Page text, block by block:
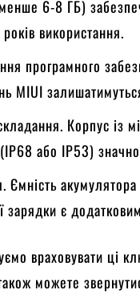
6-8 ГБ)
років використання.
програмного
MIUI
Корпус із
або IP53)
Ємність
зарядки є
враховувати ці
можете